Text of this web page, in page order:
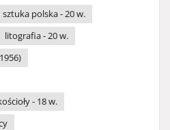
sztuka polska - 20 w.
litografia - 20 w.
- 18 w.